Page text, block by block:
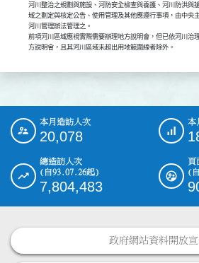
河川整治之規劃與施設、河防安全檢查與養護、河川防洪與
域之劃定與核定公告、使用管理及其他應遵行事項，由中央
河川管理辦法管理之。
前項河川區域應視實際需要辦理地方說明會，但已依河川治
方說明會，且其河川區域未超出用地範圍線者除外。
::: 本月造訪人次
20,078
本
總造訪人次
(自93.07.26起)
7,804,483
頁
(
政府網站資料開放